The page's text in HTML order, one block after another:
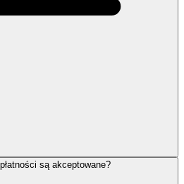
są akceptowane?